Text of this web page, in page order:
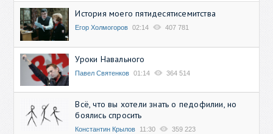
История моего пятидесятисемитства
Егор Холмогоров 02:14 407 781
Уроки Навального
Павел Святенков 01:14 364 514
Всё, что вы хотели знать о педофилии, но
боялись спросить
Константин Крылов 11:30 359 223